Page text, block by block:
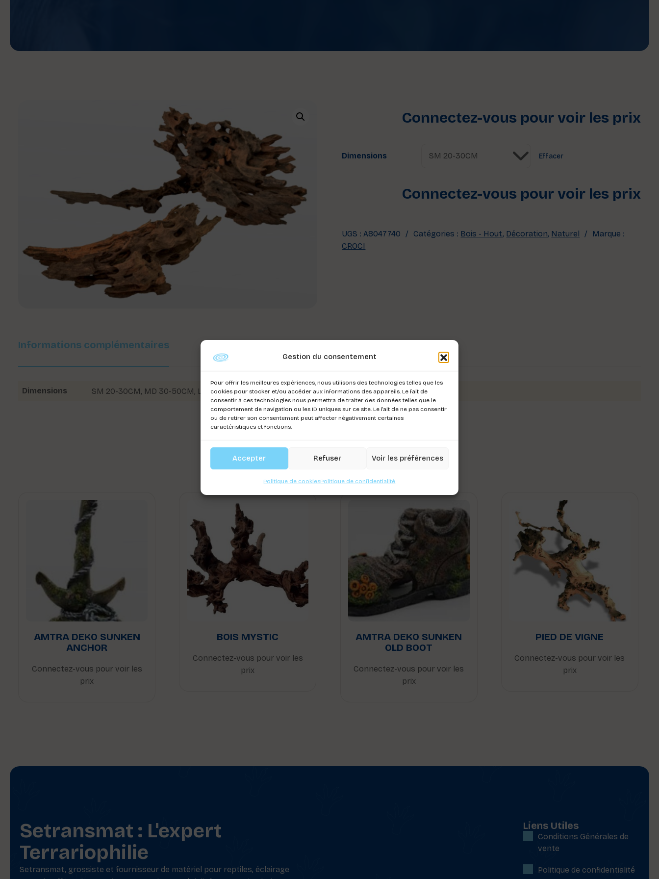
Gestion du consentement
Pour offrir les meilleures expériences, nous utilisons des technologies telles que les
cookies pour stocker et/ou accéder aux informations des appareils. Le fait de
consentir à ces technologies nous permettra de traiter des données telles que le
comportement de navigation ou les ID uniques sur ce site. Le fait de ne pas consentir
ou de retirer son consentement peut affecter négativement certaines
caractéristiques et fonctions.
Accepter Refuser Voir les préférences
Politique de cookiesPolitique de confidentialité
Connectez-vous pour voir les prix
Dimensions Effacer
Connectez-vous pour voir les prix
UGS :A8047740 Catégories : Bois - Hout, Décoration, Naturel
Marque :
CROCI
Informations complémentaires
Dimensions SM 20-30CM, MD 30-50CM, LG 50-70CM
Produits Similaires
AMTRA DEKO SUNKEN
ANCHOR
Connectez-vous pour voir les
prix
BOIS MYSTIC
Connectez-vous pour voir les
prix
AMTRA DEKO SUNKEN
OLD BOOT
Connectez-vous pour voir les
prix
PIED DE VIGNE
Connectez-vous pour voir les
prix
Setransmat : L'expert
Terrariophilie
Setransmat, grossiste et fournisseur de matériel pour reptiles, éclairage
Liens Utiles
Conditions Générales de
vente
Politique de confidentialité